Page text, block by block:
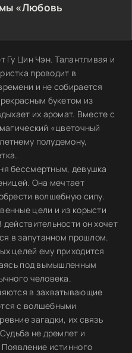
«Любовь
Гу Цин Чэн. Талантливая и
проводит в
и не собирается
букетом из
их аромат. Вместе с
«цветочный
полудемону,
бессмертным, девушка
Она мечтает
волшебную силу.
цели и из корысти
он хочет
в запутанном прошлом.
целей ему приходится
под вымышленным
человека.
в захватывающие
с волшебными
загадки, их связь
не дремлет и
истинного